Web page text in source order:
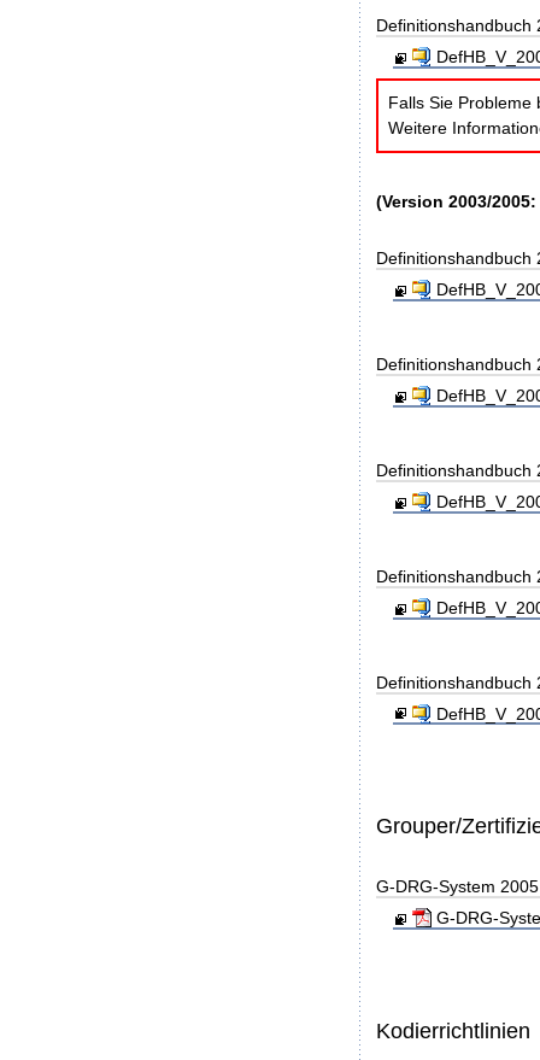
Definitionshandbuch
Falls Sie Probleme
Weitere
(Version 2003/
Definitionshandbuch
Definitionshandbuch
Definitionshandbuch
Definitionshandbuch
Definitionshandbuch
Grouper/
G-DRG-System
G-DRG-
Kodierrichtlinien